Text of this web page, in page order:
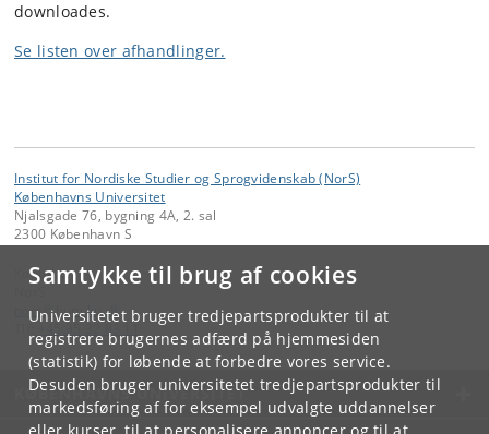
Samtykke til brug af cookies
Universitetet bruger tredjepartsprodukter til at
registrere brugernes adfærd på hjemmesiden
(statistik) for løbende at forbedre vores service.
Desuden bruger universitetet tredjepartsprodukter til
markedsføring af for eksempel udvalgte uddannelser
downloades.
Se listen over afhandlinger.
Institut for Nordiske Studier og Sprogvidenskab (NorS)
Københavns Universitet
Njalsgade 76, bygning 4A, 2. sal
2300 København S
Kontakt:
nors@hum.ku.dk
KØBENHAVNS UNIVERSITET